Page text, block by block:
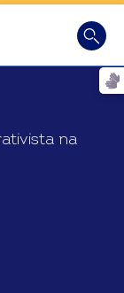
Busca
na